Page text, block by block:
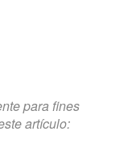
para fines
artículo: